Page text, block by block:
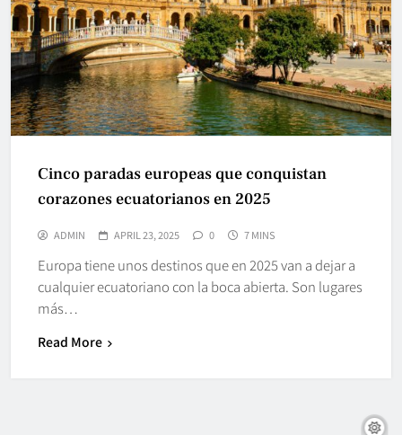
Cinco paradas europeas que conquistan
corazones ecuatorianos en 2025
ADMIN APRIL 23, 2025 0 7 MINS
Europa tiene unos destinos que en 2025 van a dejar a
cualquier ecuatoriano con la boca abierta. Son lugares
más…
Read More